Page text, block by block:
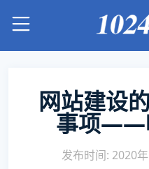
网站建设
事项——
发布时间: 2020